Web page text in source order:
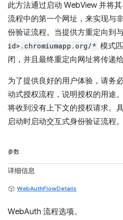
此方法通过启动 WebView 并将
流程中的第一个网址，来实现与
份验证流程。当提供方重定向到
id>.chromiumapp.org/* 模式
闭，并且最终重定向网址将传递
为了提供良好的用户体验，请务
动式授权流程，说明授权的用途
将收到没有上下文的授权请求。
启动时启动交互式身份验证流程。
参数
详细信息
WebAuthFlowDetails
WebAuth 流程选项。